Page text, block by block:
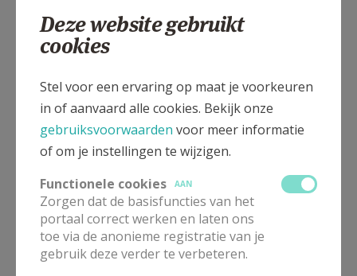
Pastoor-moderator
E.H.Ruddy
3630
MAASMECHELEN
0473 91 96 16
Stuur een mailtje
Google Maps
Pastoraal
medeverantwoordelijke
Deze website gebruikt
cookies
Stel voor een ervaring op maat je voorkeuren
in of aanvaard alle cookies. Bekijk onze
gebruiksvoorwaarden voor meer informatie
of om je instellingen te wijzigen.
Functionele cookies
AAN
Zorgen dat de basisfuncties van het
portaal correct werken en laten ons
toe via de anonieme registratie van je
gebruik deze verder te verbeteren.